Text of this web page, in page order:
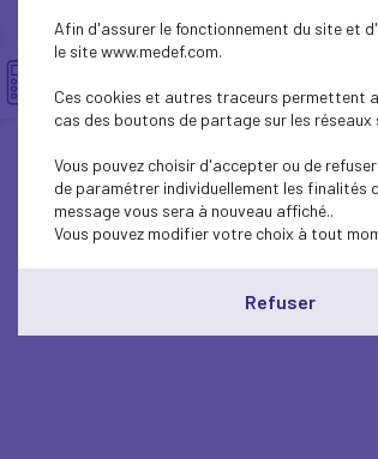
du compte-rendu
Afin d'assurer le fonctionnement du site et
le site www.medef.com.
Ces cookies et autres traceurs permettent
cas des boutons de partage sur les
Vous pouvez choisir d'accepter ou de
de paramétrer individuellement les finalités
message vous sera à nouveau affiché..
Vous pouvez modifier votre choix à tout
Refuser